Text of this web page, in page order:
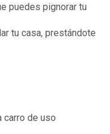
puedes pignorar tu
tu casa, prestándote
carro de uso